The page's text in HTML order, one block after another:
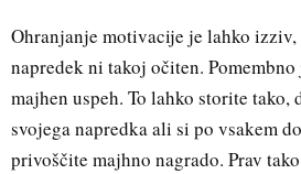
Ohranjanje motivacije je lahko izziv,
napredek ni takoj očiten.
majhen uspeh. To lahko storite tako,
svojega napredka ali si po vsakem
privoščite majhno nagrado. Prav